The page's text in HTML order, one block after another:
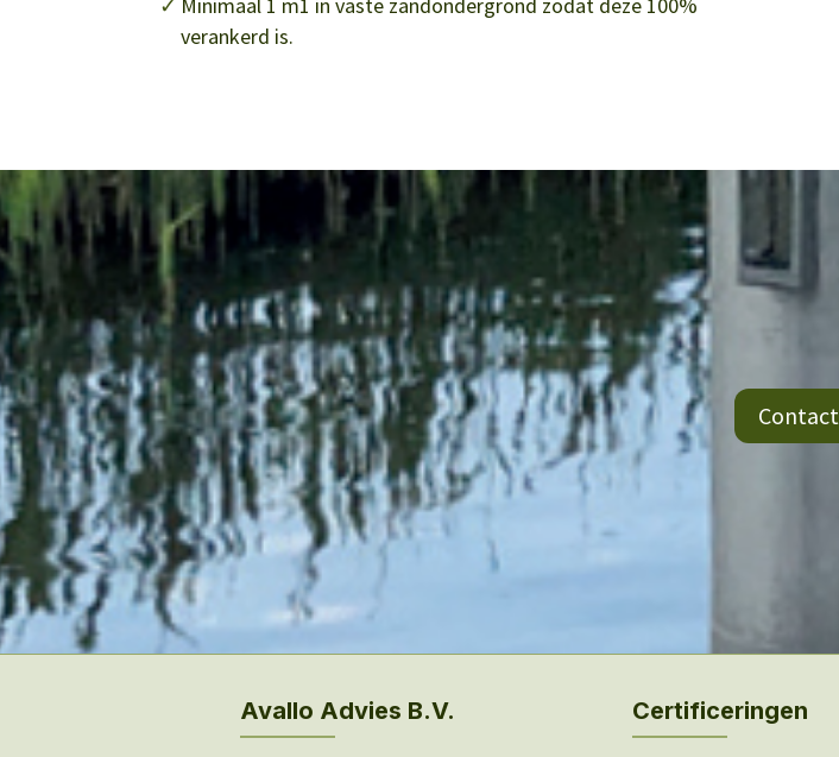
Minimaal 1 m1 in vaste zandondergrond zodat deze 100%
verankerd is.
Contact
Avallo Advies B.V. Certificeringen